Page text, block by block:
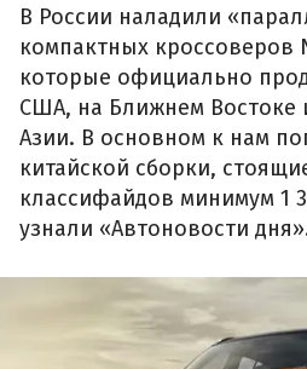
В России наладили
компактных кроссоверов
которые официально
США, на Ближнем Востоке
Азии. В основном к нам
китайской сборки,
классифайдов минимум 1
узнали «Автоновости